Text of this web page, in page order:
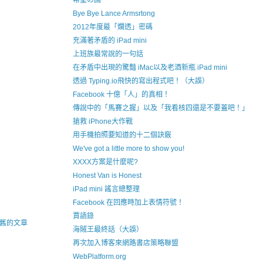
的文章
Bye Bye Lance Armsrtong
2012年度最「爛透」密碼
充滿著矛盾的 iPad mini
上班族最常說的一句話
在矛盾中出現的驚豔 iMac以及老酒新瓶 iPad mini
透過 Typing.io飛快的寫出程式吧！（大誤）
Facebook 十億「人」的真相！
傳說中的「馬賽之握」以及「我看核四還是不要蓋吧！」
搶救 iPhone大作戰
用手機拍照要知道的十二個訣竅
We've got a little more to show you!
XXXX方案是什麼呢?
Honest Van is Honest
iPad mini 謠言總整理
Facebook 在回應時加上表情符號！
賈語錄
海賊王最終話（大誤）
再次加入博客來網路書店策略聯盟
WebPlatform.org